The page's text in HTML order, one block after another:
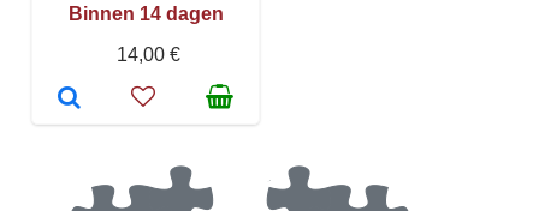
Binnen 14 dagen
14,00 €